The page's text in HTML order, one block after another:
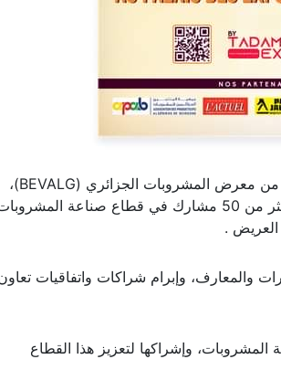
نظمت مؤسسة ” تادامسا إكسبو” للمعارض والصالونات الاقتصادية، أول طبعة من معرض المشروبات الجزائري (BEVALG)،
والمعارف، وإبرام شراكات واتفاقيات تعاون
وإشراكها لتعزيز هذا القطاع